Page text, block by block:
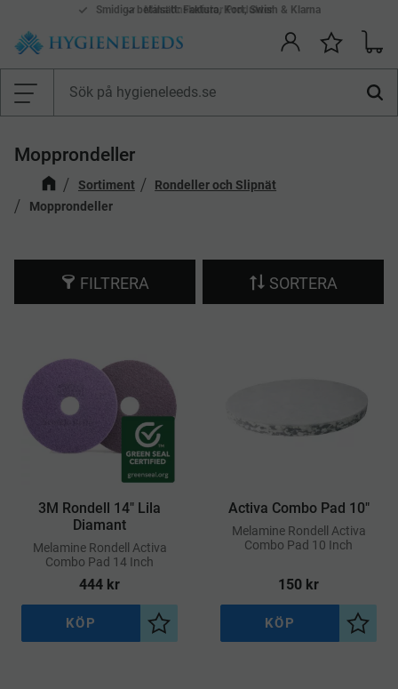
Meny
Mina önskelistor Produkter
Smidiga betalsätt: Faktura, Kort, Swish & Klarna
Mopprondeller
Sortiment
Rondeller och Slipnät
Mopprondeller
FILTRERA SORTERA
3M Rondell 14" Lila
Diamant
​Melamine Rondell Activa
Combo Pad 14 Inch
444 kr
Lägg till i önskelista
KÖP
Activa Combo Pad 10"
​Melamine Rondell Activa
Combo Pad 10 Inch
150 kr
Lägg
KÖP